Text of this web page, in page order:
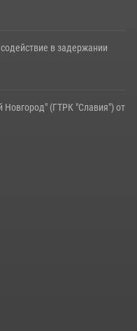
в задержании
(ГТРК "Славия") от